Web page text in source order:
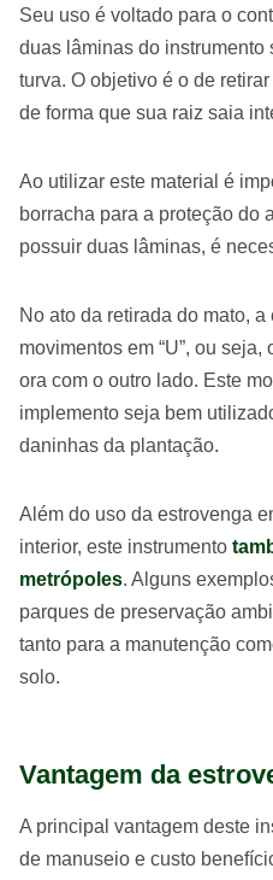
Seu uso é voltado para o
duas lâminas do instrumento
turva. O objetivo é o de
de forma que sua raiz saia
Ao utilizar este material é
borracha para a proteção do
possuir duas lâminas, é
No ato da retirada do mato,
movimentos em “U”, ou
ora com o outro lado. Este
implemento seja bem
daninhas da plantação.
Além do uso da estrovenga
interior, este instrumento
metrópoles. Alguns
parques de preservação
tanto para a manutenção
solo.
Vantagem da
A principal vantagem deste
de manuseio e custo